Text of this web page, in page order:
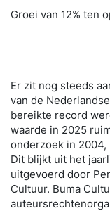
Groei van 12% ten
Er zit nog steeds
van de
bereikte record
waarde in 2025
onderzoek in
Dit blijkt uit het
uitgevoerd door
Cultuur. Buma